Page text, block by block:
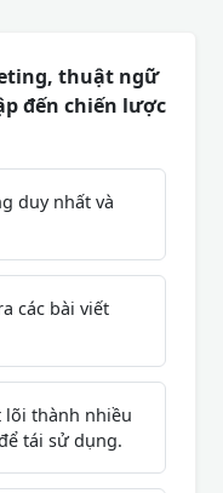
thuật ngữ
đến chiến lược
duy nhất và
các bài viết
lõi thành nhiều
tái sử dụng.